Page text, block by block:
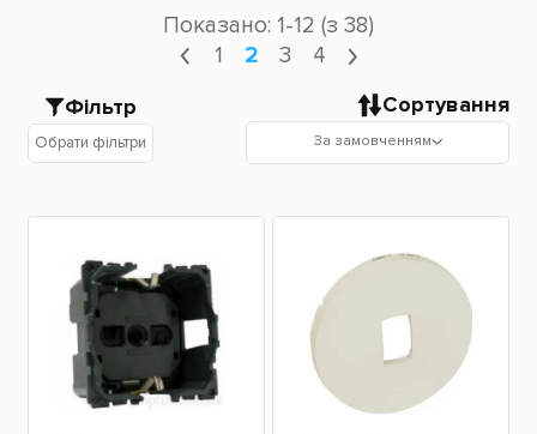
Показано: 1-12 (з 38)
1
2 3 4
Фільтр
Обрати фільтри
Сортування
За замовченням